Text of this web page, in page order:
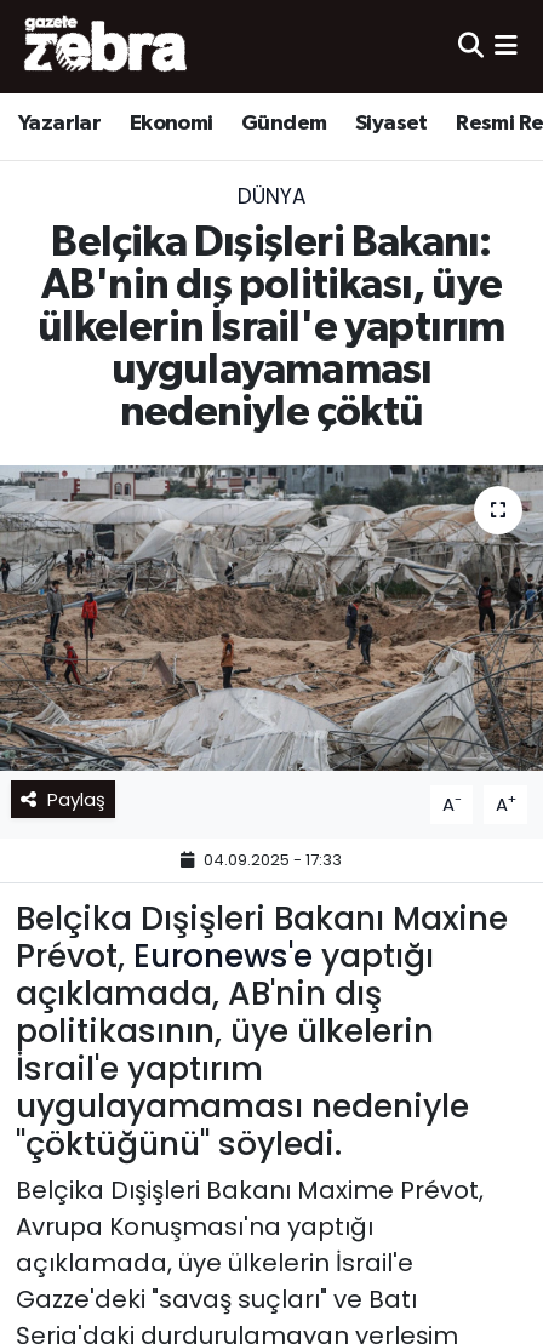
Yazarlar Ekonomi Gündem Siyaset Resmi
DÜNYA
Belçika Dışişleri Bakanı:
AB'nin dış politikası, üye
ülkelerin İsrail'e yaptırım
uygulayamaması
nedeniyle çöktü
Paylaş A- A+
04.09.2025 - 17:33
Belçika Dışişleri Bakanı Maxine
Prévot, Euronews'e yaptığı
açıklamada, AB'nin dış
politikasının, üye ülkelerin
İsrail'e yaptırım
uygulayamaması nedeniyle
"çöktüğünü" söyledi.
Belçika Dışişleri Bakanı Maxime Prévot,
Avrupa Konuşması'na yaptığı
açıklamada, üye ülkelerin İsrail'e
Gazze'deki "savaş suçları" ve Batı
Şeria'daki durdurulamayan yerleşim
Yazarlar
Ekonomi
Yerel
Spor
Nöbetçi Eczaneler
Hava Durumu
Süper Lig Puan Durumu ve Fikstür
Tüm Manşetler
Son Dakika Haberleri
Haber Arşivi